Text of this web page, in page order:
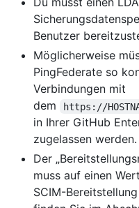
Benutzer
Möglicherweise
PingFederate so
Verbindungen mit
dem
https://
in Ihrer GitHub
zugelassen werden.
Der
muss auf einen
SCIM-